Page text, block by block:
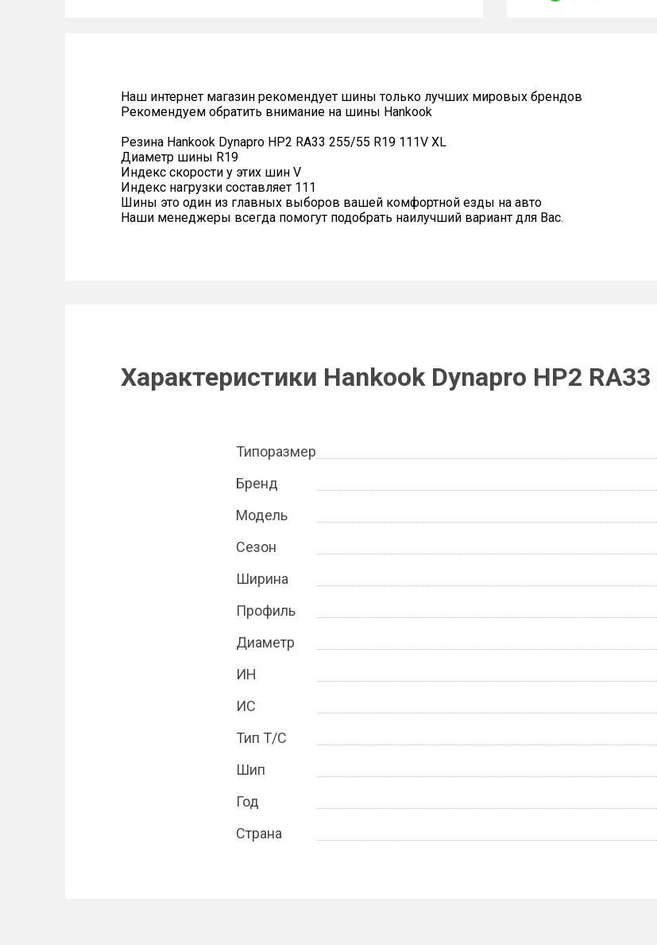
Наш интернет магазин рекомендует шины только лучших мировых брендов
Рекомендуем обратить внимание на шины Hankook
Резина Hankook Dynapro HP2 RA33 255/55 R19 111V XL
Диаметр шины R19
Индекс скорости у этих шин V
Индекс нагрузки составляет 111
Шины это один из главных выборов вашей комфортной езды на авто
Наши менеджеры всегда помогут подобрать наилучший вариант для Вас.
Характеристики Hankook Dynapro HP2
Типоразмер
Бренд
Модель
Сезон
Ширина
Профиль
Диаметр
ИН
ИС
Тип Т/С
Шип
Год
Страна